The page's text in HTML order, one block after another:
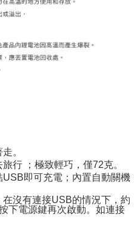
。
行 ；極致輕巧，僅72克。
即可充電；內置自動關機
沒有連接USB的情況下，約
下電源鍵再次啟動。如連接